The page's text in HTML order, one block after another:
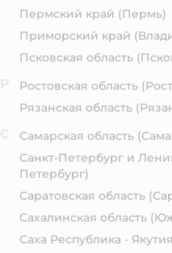
Пермский край (Пермь)
Приморский край
Псковская область
Ростовская область
Рязанская область
Самарская область
Санкт-Петербург и
Петербург)
Саратовская область
Сахалинская область
Саха Республика - Якутия